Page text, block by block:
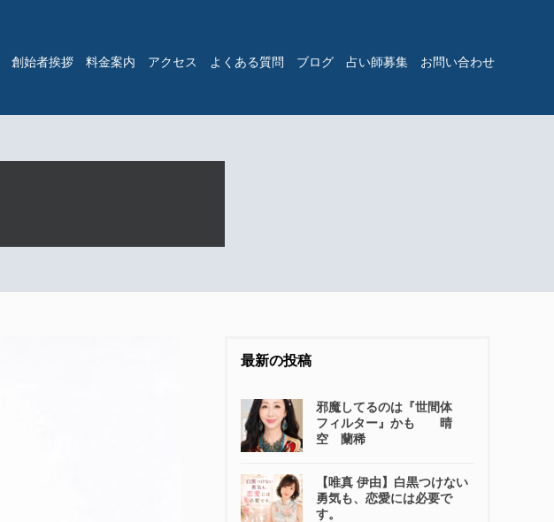
創始者挨拶 料金案内 アクセス よくある質問 ブログ 占い師募集 お問い合わせ
最新の投稿
邪魔してるのは『世間体
フィルター』かも 晴
空 蘭稀
【唯真 伊由】白黒つけない
勇気も、恋愛には必要で
す。